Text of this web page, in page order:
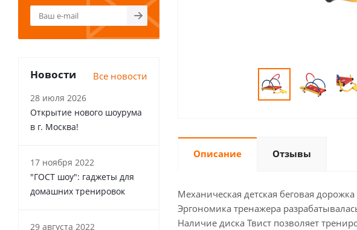
Описание Отзывы
Механическая детская беговая
Эргономика тренажера
Наличие диска Твист позволяет
Новости Все новости
28 июля 2026
Открытие нового шоурума
в г. Москва!
17 ноября 2022
"ГОСТ шоу": гаджеты для
домашних тренировок
29 августа 2022